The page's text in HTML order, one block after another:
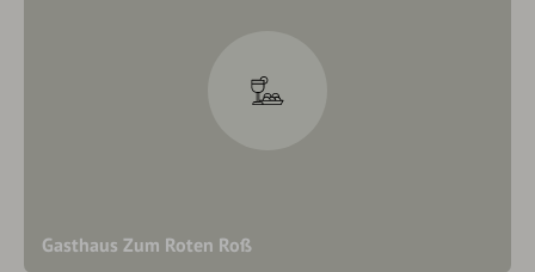
Gasthaus Zum Roten Roß